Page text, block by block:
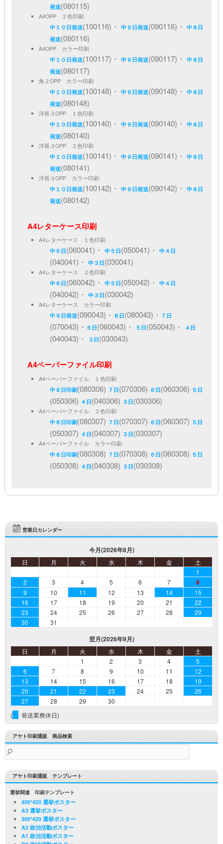
発送(080115)
A4OPP ２色印刷
中１０日発送(100116)・中９日発送(090116)・中８日
発送(080116)
A4OPP カラー印刷
中１０日発送(100117)・中９日発送(090117)・中８日
発送(080117)
角２OPP カラー印刷
中１０日発送(100148)・中９日発送(090148)・中８日
発送(080148)
洋長３OPP １色印刷
中１０日発送(100140)・中９日発送(090140)・中８日
発送(080140)
洋長３OPP ２色印刷
中１０日発送(100141)・中９日発送(090141)・中８日
発送(080141)
洋長３OPP カラー印刷
中１０日発送(100142)・中９日発送(090142)・中８日
発送(080142)
A4レターケース印刷
A4レターケース １色印刷
中６日(060041)・中５日(050041)・中４日
(040041)・中３日(030041)
A4レターケース ２色印刷
中６日(060042)・中５日(050042)・中４日
(040042)・中３日(030042)
A4レターケース カラー印刷
中９日発送(090043)・ ８日(080043)・ ７日
(070043)・ ６日(060043)・ ５日(050043)・ ４日
(040043)・ ３日(030043)
A4ペーパーファイル印刷
A4ペーパーファイル １色印刷
中８日印刷(080306) ７日(070306) ６日(060306) ５日
(050306) ４日(040306) ３日(030306)
A4ペーパーファイル ２色印刷
中８日印刷(080307) ７日(070307) ６日(060307) ５日
(050307) ４日(040307) ３日(030307)
A4ペーパーファイル カラー印刷
中８日印刷(080308) ７日(070308) ６日(060308) ５日
(050308) ４日(040308) ３日(030308)
営業日カレンダー
今月(2026年8月)
日 月 火 水 木 金
土
1
2
3 4 5 6 7 8
9 10 11 12 13 14
15
16
17 18 19 20 21
22
23
24 25 26 27 28
29
30
31
翌月(2026年9月)
日 月 火 水 木 金
土
1
2 3 4
5
6
7 8 9 10 11
12
13
14 15 16 17 18
19
20
21 22 23 24 25
26
27
28 29
30
(
発送業務休日)
アヤト印刷通販 商品検索
検
索:
アヤト印刷通販 テンプレート
選挙関連 印刷テンプレート
400*420 選挙ポスター
A3 選挙ポスター
300*420 選挙ポスター
A2 政治活動ポスター
A1 政治活動ポスター